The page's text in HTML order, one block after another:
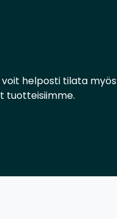
helposti tilata myös
tuotteisiimme.